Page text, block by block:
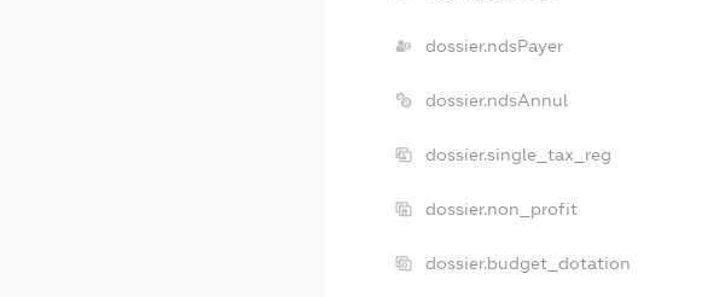
dossier.ndsPayer
dossier.ndsAnnul
dossier.single_tax_reg
dossier.non_profit
dossier.budget_dotation